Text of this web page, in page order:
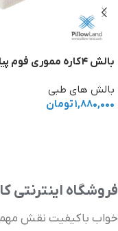
بالش ۴کاره مموری فوم پیلولند
بالش های طبی
۱,۸۸۰,۰۰۰تومان
فروشگاه اینترنتی
خواب باکیفیت نقش